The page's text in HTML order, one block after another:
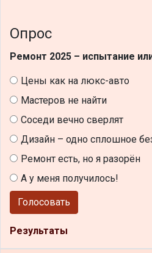
Опрос
Ремонт 2025 – испытание
Цены как на люкс-авто
Мастеров не найти
Соседи вечно сверлят
Дизайн – одно сплошное
Ремонт есть, но я разорён
А у меня получилось!
Голосовать
Результаты